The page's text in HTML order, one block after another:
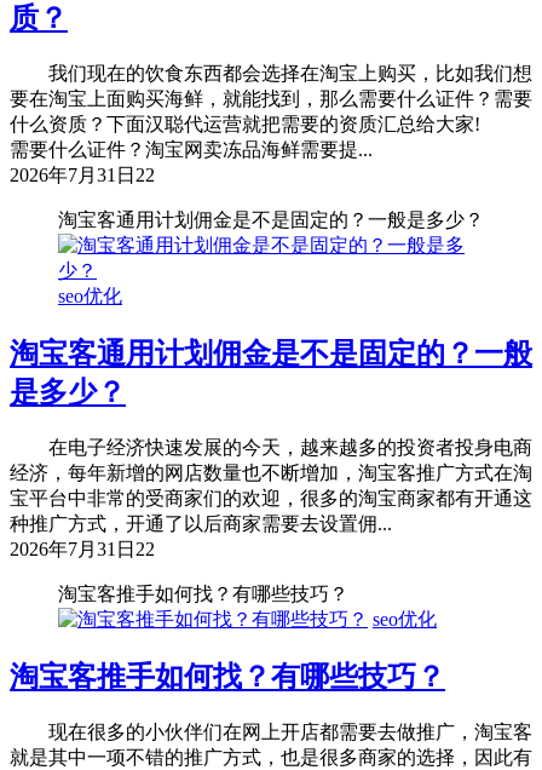
质？
我们现在的饮食东西都会选择在淘宝上购买，比如我们想
要在淘宝上面购买海鲜，就能找到，那么需要什么证件？需要
什么资质？下面汉聪代运营就把需要的资质汇总给大家!
需要什么证件？淘宝网卖冻品海鲜需要提...
2026年7月31日 22
淘宝客通用计划佣金是不是固定的？一般是多少？
seo优化
淘宝客通用计划佣金是不是固定的？一般
是多少？
在电子经济快速发展的今天，越来越多的投资者投身电商
经济，每年新增的网店数量也不断增加，淘宝客推广方式在淘
宝平台中非常的受商家们的欢迎，很多的淘宝商家都有开通这
种推广方式，开通了以后商家需要去设置佣...
2026年7月31日 22
淘宝客推手如何找？有哪些技巧？
seo优化
淘宝客推手如何找？有哪些技巧？
现在很多的小伙伴们在网上开店都需要去做推广，淘宝客
就是其中一项不错的推广方式，也是很多商家的选择，因此有